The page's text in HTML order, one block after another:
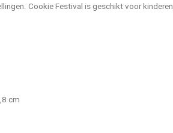
Cookie Festival is geschikt voor kinderen
cm